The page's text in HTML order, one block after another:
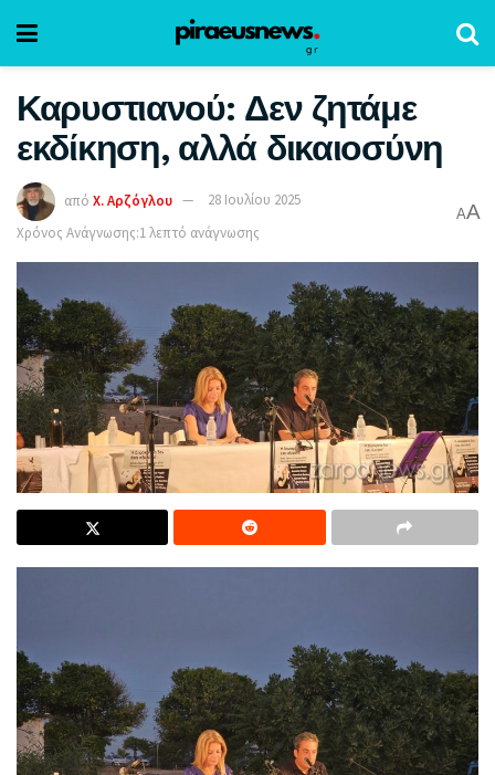
Καρυστιανού: Δεν ζητάμε
εκδίκηση, αλλά δικαιοσύνη
από Χ. Αρζόγλου
28 Ιουλίου 2025
Χρόνος Ανάγνωσης:1 λεπτό ανάγνωσης
AA